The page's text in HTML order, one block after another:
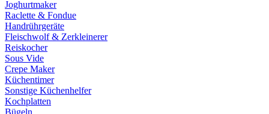
Joghurtmaker
Raclette & Fondue
Handrührgeräte
Fleischwolf & Zerkleinerer
Reiskocher
Sous Vide
Crepe Maker
Küchentimer
Sonstige Küchenhelfer
Kochplatten
Bügeln